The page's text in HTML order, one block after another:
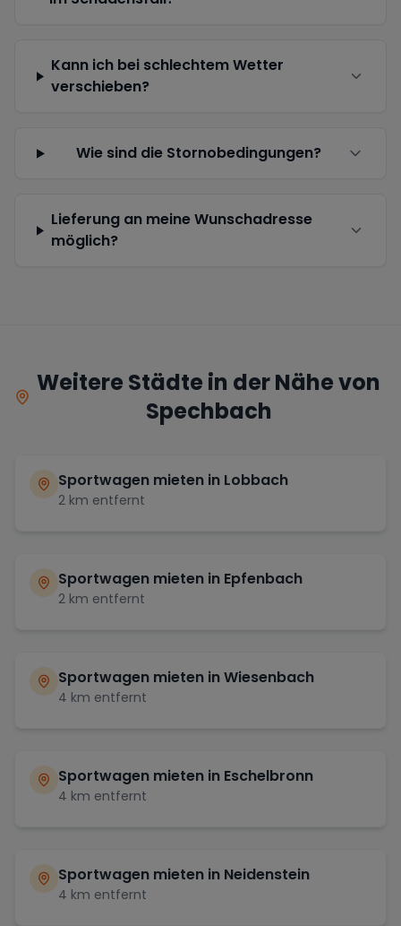
Kann ich bei schlechtem Wetter
verschieben?
Wie sind die Stornobedingungen?
Lieferung an meine Wunschadresse
möglich?
Weitere Städte in der Nähe von
Spechbach
Sportwagen mieten in Lobbach
2 km entfernt
Sportwagen mieten in Epfenbach
2 km entfernt
Sportwagen mieten inWiesenbach
4 km entfernt
Sportwagen mieten in Eschelbronn
4 km entfernt
Sportwagen mieten in Neidenstein
4 km entfernt